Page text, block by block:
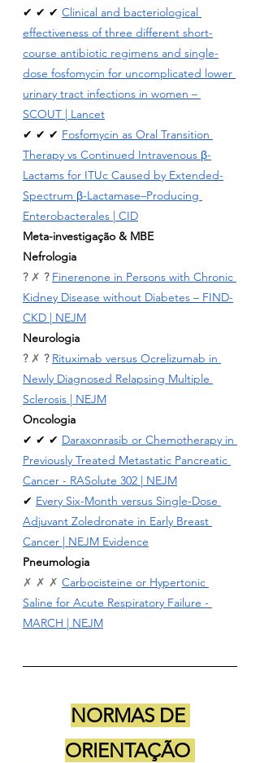
✔ ✔ ✔ Clinical and bacteriological
effectiveness of three different short-
course antibiotic regimens and single-
dose fosfomycin for uncomplicated lower
urinary tract infections in women –
SCOUT | Lancet
✔ ✔ ✔ Fosfomycin as Oral Transition
Therapy vs Continued Intravenous β-
Lactams for ITUc Caused by Extended-
Spectrum β-Lactamase–Producing
Enterobacterales | CID
Meta-investigação & MBE
Nefrologia
? ✗ ? Finerenone in Persons with Chronic
Kidney Disease without Diabetes – FIND-
CKD | NEJM
Neurologia
? ✗ ? Rituximab versus Ocrelizumab in
Newly Diagnosed Relapsing Multiple
Sclerosis | NEJM
Oncologia
✔ ✔ ✔ Daraxonrasib or Chemotherapy in
Previously Treated Metastatic Pancreatic
Cancer - RASolute 302 | NEJM
✔ Every Six-Month versus Single-Dose
Adjuvant Zoledronate in Early Breast
Cancer | NEJM Evidence
Pneumologia
✗ ✗ ✗ Carbocisteine or Hypertonic
Saline for Acute Respiratory Failure -
MARCH | NEJM
NORMAS DE
ORIENTAÇÃO